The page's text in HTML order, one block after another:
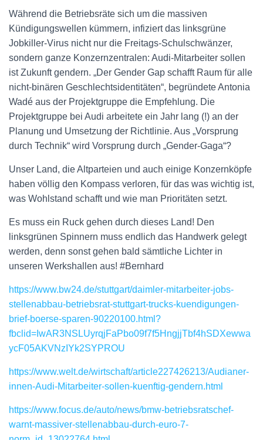
Während die Betriebsräte sich um die massiven
Kündigungswellen kümmern, infiziert das linksgrüne
Jobkiller-Virus nicht nur die Freitags-Schulschwänzer,
sondern ganze Konzernzentralen: Audi-Mitarbeiter sollen
ist Zukunft gendern. „Der Gender Gap schafft Raum für alle
nicht-binären Geschlechtsidentitäten“, begründete Antonia
Wadé aus der Projektgruppe die Empfehlung. Die
Projektgruppe bei Audi arbeitete ein Jahr lang (!) an der
Planung und Umsetzung der Richtlinie. Aus „Vorsprung
durch Technik“ wird Vorsprung durch „Gender-Gaga“?
Unser Land, die Altparteien und auch einige Konzernköpfe
haben völlig den Kompass verloren, für das was wichtig ist,
was Wohlstand schafft und wie man Prioritäten setzt.
Es muss ein Ruck gehen durch dieses Land! Den
linksgrünen Spinnern muss endlich das Handwerk gelegt
werden, denn sonst gehen bald sämtliche Lichter in
unseren Werkshallen aus! #Bernhard
https://www.bw24.de/stuttgart/daimler-mitarbeiter-jobs-
stellenabbau-betriebsrat-stuttgart-trucks-kuendigungen-
brief-boerse-sparen-90220100.html?
fbclid=IwAR3NSLUyrqjFaPbo09f7f5HngjjTbf4hSDXewwa
ycF05AKVNzIYk2SYPROU
https://www.welt.de/wirtschaft/article227426213/Audianer-
innen-Audi-Mitarbeiter-sollen-kuenftig-gendern.html
https://www.focus.de/auto/news/bmw-betriebsratschef-
warnt-massiver-stellenabbau-durch-euro-7-